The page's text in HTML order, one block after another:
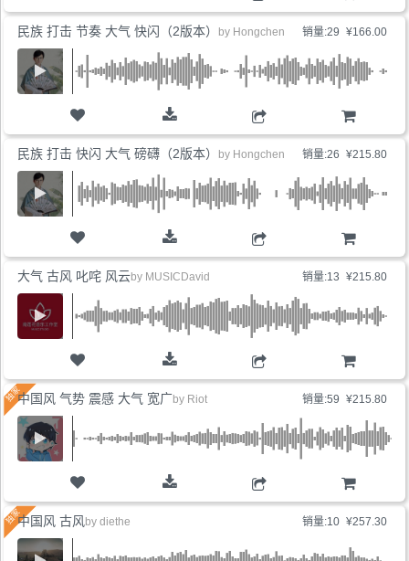
购物车
销量:29 ¥166.00
购物车
民族 打击 节奏 大气 快闪（2版本） by Hongchen
销量:26 ¥215.80
购物车
民族 打击 快闪 大气 磅礴（2版本） by Hongchen
销量:13 ¥215.80
购物车
大气 古风 叱咤 风云by MUSICDavid
销量:59 ¥215.80
购物车
中国风 气势 震感 大气 宽广by Riot
销量:10 ¥257.30
中国风 古风 by diethe